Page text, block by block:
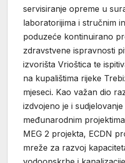
servisiranje opreme u
laboratorijima i stručnim
poduzeće kontinuirano
zdravstvene ispravnosti
izvorišta Vrioštica te
na kupalištima rijeke
mjeseci. Kao važan dio
izdvojeno je i
međunarodnim
MEG 2 projekta, ECDN
mreže za razvoj